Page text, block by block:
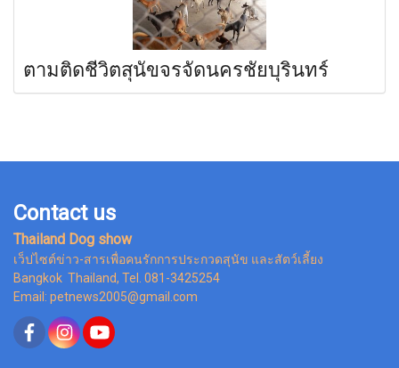
ตามติดชีวิตสุนัขจรจัดนครชัยบุรินทร์
Contact us
Thailand Dog show
เว็ปไซต์ข่าว-สารเพื่อคนรักการประกวดสุนัข และสัตว์เลี้ยง
Bangkok Thailand, Tel. 081-3425254
Email: petnews2005@gmail.com